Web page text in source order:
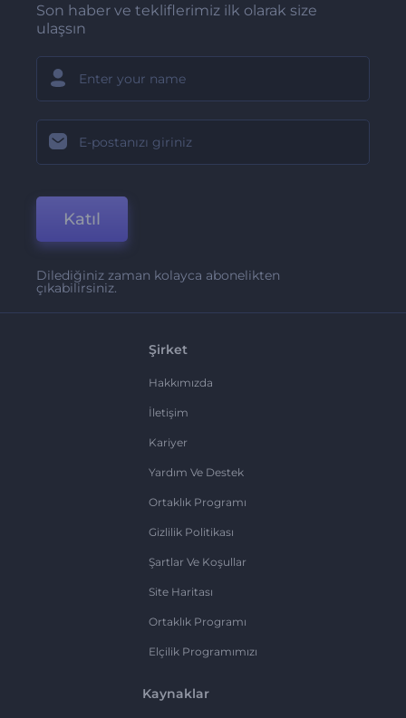
Son haber ve tekliflerimiz ilk olarak size
ulaşsın
Katıl
Dilediğiniz zaman kolayca abonelikten
çıkabilirsiniz.
Şirket
Hakkımızda
İletişim
Kariyer
Yardım Ve Destek
Ortaklık Programı
Gizlilik Politikası
Şartlar Ve Koşullar
Site Haritası
Ortaklık Programı
Elçilik Programımızı
Kaynaklar